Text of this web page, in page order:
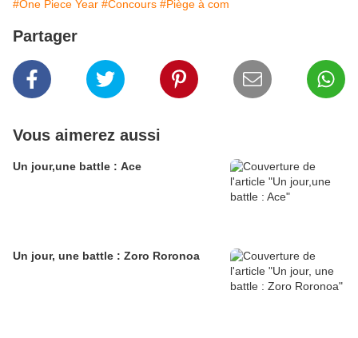
#One Piece Year #Concours #Piège à com
Partager
Vous aimerez aussi
Un jour,une battle : Ace
Un jour, une battle : Zoro Roronoa